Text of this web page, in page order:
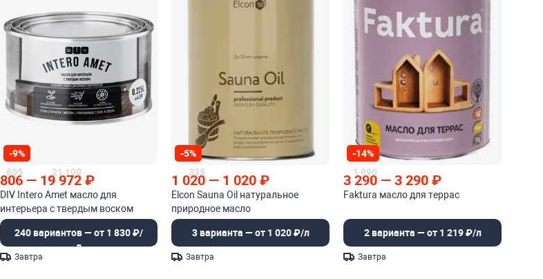
-9%
805
806 — 21 100
19 972 ₽
DIV Intero Amet масло для
интерьера с твердым воском
240 вариантов — от 1 830 ₽/
л
Завтра
-5%
335
1 020 — 1 020₽
Elcon Sauna Oil натуральное
природное масло
3 варианта — от 1 020 ₽/л
Завтра
-14%
1 090
3 290 —3 290₽
Faktura масло для террас
2 варианта — от 1 219 ₽/л
Завтра